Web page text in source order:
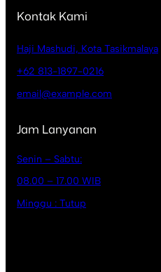
Kontak Kami
Haji Mashudi, Kota Tasikmalaya
+62 813-1897-0216
email@example.com
Jam Lanyanan
Senin – Sabtu:
08.00 – 17.00 WIB
Minggu : Tutup